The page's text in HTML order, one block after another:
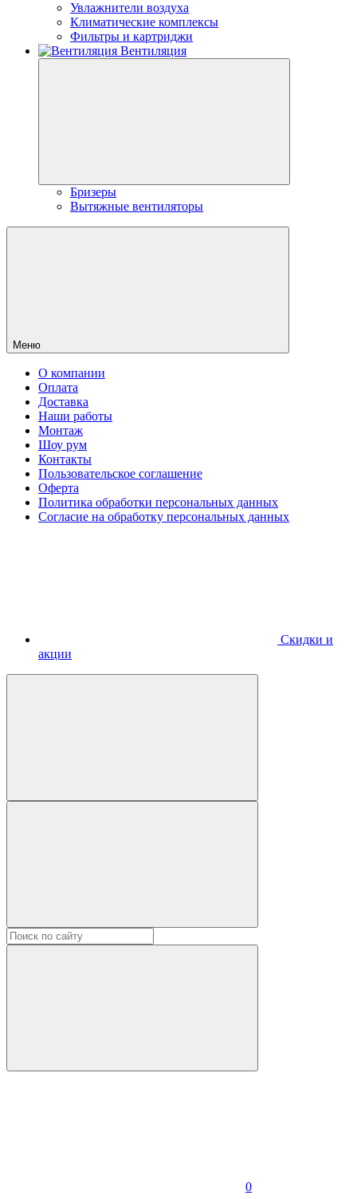
Увлажнители воздуха
Климатические комплексы
Фильтры и картриджи
Вентиляция
Бризеры
Вытяжные вентиляторы
Меню
О компании
Оплата
Доставка
Наши работы
Монтаж
Шоу рум
Контакты
Пользовательское соглашение
Оферта
Политика обработки персональных данных
Согласие на обработку персональных данных
Скидки и
акции
0